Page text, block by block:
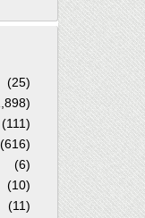
(25)
(111)
(616)
(6)
(10)
(11)